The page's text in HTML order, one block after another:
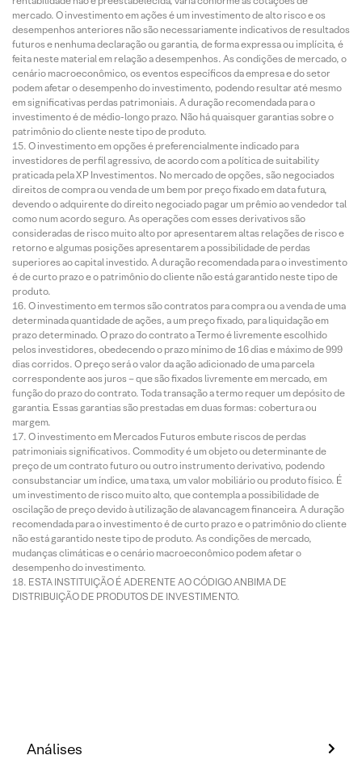
mercado. O investimento em ações é um investimento de alto risco e os
desempenhos anteriores não são necessariamente indicativos de resultados
futuros e nenhuma declaração ou garantia, de forma expressa ou implícita, é
feita neste material em relação a desempenhos. As condições de mercado, o
cenário macroeconômico, os eventos específicos da empresa e do setor
podem afetar o desempenho do investimento, podendo resultar até mesmo
em significativas perdas patrimoniais. A duração recomendada para o
investimento é de médio-longo prazo. Não há quaisquer garantias sobre o
patrimônio do cliente neste tipo de produto.
O investimento em opções é preferencialmente indicado para
investidores de perfil agressivo, de acordo com a política de suitability
praticada pela XP Investimentos. No mercado de opções, são negociados
direitos de compra ou venda de um bem por preço fixado em data futura,
devendo o adquirente do direito negociado pagar um prêmio ao vendedor tal
como num acordo seguro. As operações com esses derivativos são
consideradas de risco muito alto por apresentarem altas relações de risco e
retorno e algumas posições apresentarem a possibilidade de perdas
superiores ao capital investido. A duração recomendada para o investimento
é de curto prazo e o patrimônio do cliente não está garantido neste tipo de
produto.
O investimento em termos são contratos para compra ou a venda de uma
determinada quantidade de ações, a um preço fixado, para liquidação em
prazo determinado. O prazo do contrato a Termo é livremente escolhido
pelos investidores, obedecendo o prazo mínimo de 16 dias e máximo de 999
dias corridos. O preço será o valor da ação adicionado de uma parcela
correspondente aos juros – que são fixados livremente em mercado, em
função do prazo do contrato. Toda transação a termo requer um depósito de
garantia. Essas garantias são prestadas em duas formas: cobertura ou
margem.
O investimento em Mercados Futuros embute riscos de perdas
patrimoniais significativos. Commodity é um objeto ou determinante de
preço de um contrato futuro ou outro instrumento derivativo, podendo
consubstanciar um índice, uma taxa, um valor mobiliário ou produto físico. É
um investimento de risco muito alto, que contempla a possibilidade de
oscilação de preço devido à utilização de alavancagem financeira. A duração
recomendada para o investimento é de curto prazo e o patrimônio do cliente
não está garantido neste tipo de produto. As condições de mercado,
mudanças climáticas e o cenário macroeconômico podem afetar o
desempenho do investimento.
ESTA INSTITUIÇÃO É ADERENTE AO CÓDIGO ANBIMA DE
DISTRIBUIÇÃO DE PRODUTOS DE INVESTIMENTO.
Análises